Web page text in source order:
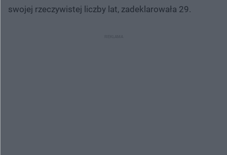
swojej rzeczywistej liczby lat, zadeklarowała 29.